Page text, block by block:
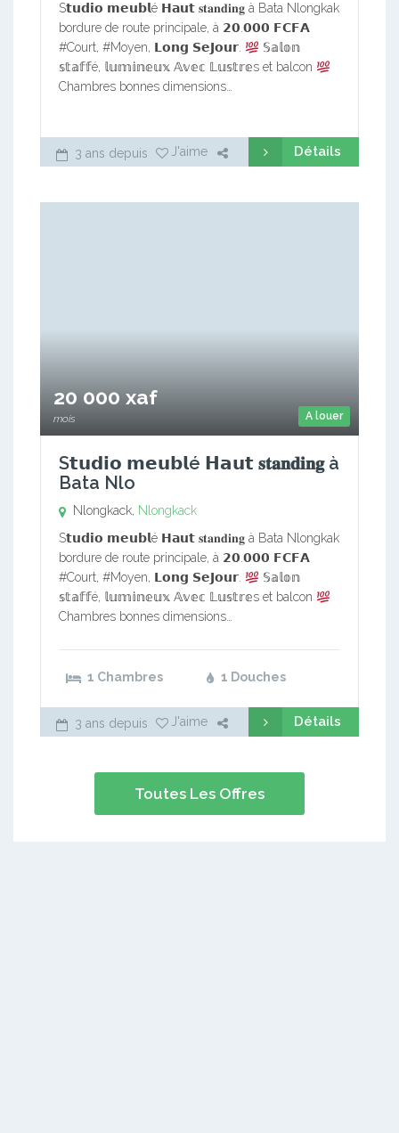
S𝘁𝘂𝗱𝗶𝗼 𝗺𝗲𝘂𝗯𝗹é 𝗛𝗮𝘂𝘁 𝐬𝐭𝐚𝐧𝐝𝐢𝐧𝐠 à Bata Nlongkak
bordure de route principale, à 𝟮𝟬.𝟬𝟬𝟬 𝗙𝗖𝗙𝗔
#Court, #Moyen, 𝗟𝗼𝗻𝗴 𝗦𝗲𝗝𝗼𝘂𝗿.
𝕊𝕒𝕝𝕠𝕟
𝕤𝕥𝕒𝕗𝕗é, 𝕝𝕦𝕞𝕚𝕟𝕖𝕦𝕩 𝔸𝕧𝕖𝕔 𝕃𝕦𝕤𝕥𝕣𝕖s et balcon
Chambres bonnes dimensions…
3 ans depuis J'aime Détails
A louer
20 000 xaf
mois
S𝘁𝘂𝗱𝗶𝗼 𝗺𝗲𝘂𝗯𝗹é 𝗛𝗮𝘂𝘁 𝐬𝐭𝐚𝐧𝐝𝐢𝐧𝐠 à
Bata Nlo
Nlongkack, Nlongkack
S𝘁𝘂𝗱𝗶𝗼 𝗺𝗲𝘂𝗯𝗹é 𝗛𝗮𝘂𝘁 𝐬𝐭𝐚𝐧𝐝𝐢𝐧𝐠 à Bata Nlongkak
bordure de route principale, à 𝟮𝟬.𝟬𝟬𝟬 𝗙𝗖𝗙𝗔
#Court, #Moyen, 𝗟𝗼𝗻𝗴 𝗦𝗲𝗝𝗼𝘂𝗿.
𝕊𝕒𝕝𝕠𝕟
𝕤𝕥𝕒𝕗𝕗é, 𝕝𝕦𝕞𝕚𝕟𝕖𝕦𝕩 𝔸𝕧𝕖𝕔 𝕃𝕦𝕤𝕥𝕣𝕖s et balcon
Chambres bonnes dimensions…
1 Chambres 1 Douches
3 ans depuis J'aime Détails
Toutes Les Offres